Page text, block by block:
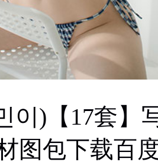
이)【17套】
图包下载百